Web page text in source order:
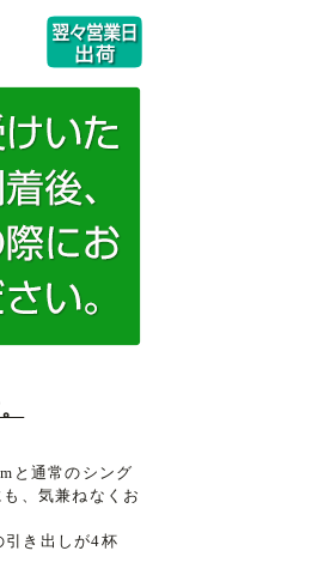
と通常のシング
、気兼ねなくお
引き出しが4杯